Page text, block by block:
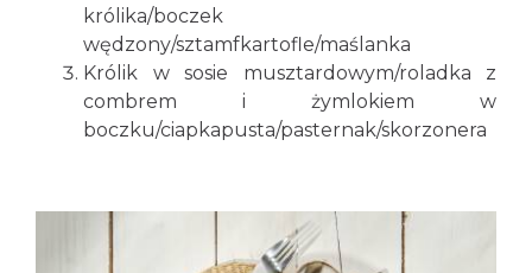
królika/boczek
wędzony/sztamfkartofle/maślanka
Królik w sosie musztardowym/roladka z
combrem i żymlokiem w
boczku/ciapkapusta/pasternak/skorzonera